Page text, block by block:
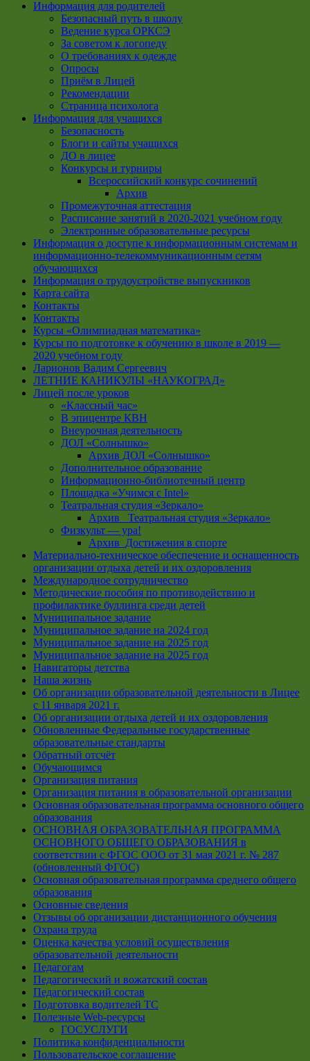
Информация для родителей
Безопасный путь в школу
Ведение курса ОРКСЭ
За советом к логопеду
О требованиях к одежде
Опросы
Приём в Лицей
Рекомендации
Страница психолога
Информация для учащихся
Безопасность
Блоги и сайты учащихся
ДО в лицее
Конкурсы и турниры
Всероссийский конкурс сочинений
Архив
Промежуточная аттестация
Расписание занятий в 2020-2021 учебном году
Электронные образовательные ресурсы
Информация о доступе к информационным системам и
информационно-телекоммуникационным сетям
обучающихся
Информация о трудоустройстве выпускников
Карта сайта
Контакты
Контакты
Курсы «Олимпиадная математика»
Курсы по подготовке к обучению в школе в 2019 —
2020 учебном году
Ларионов Вадим Сергеевич
ЛЕТНИЕ КАНИКУЛЫ «НАУКОГРАД»
Лицей после уроков
«Классный час»
В эпицентре КВН
Внеурочная деятельность
ДОЛ «Солнышко»
Архив ДОЛ «Солнышко»
Дополнительное образование
Информационно-библиотечный центр
Площадка «Учимся с Intel»
Театральная студия «Зеркало»
Архив _Театральная студия «Зеркало»
Физкульт — ура!
Архив_Достижения в спорте
Материально-техническое обеспечение и оснащенность
организации отдыха детей и их оздоровления
Международное сотрудничество
Методические пособия по противодействию и
профилактике буллинга среди детей
Муниципальное задание
Муниципальное задание на 2024 год
Муниципальное задание на 2025 год
Муниципальное задание на 2025 год
Навигаторы детства
Наша жизнь
Об организации образовательной деятельности в Лицее
с 11 января 2021 г.
Об организации отдыха детей и их оздоровления
Обновленные Федеральные государственные
образовательные стандарты
Обратный отсчёт
Обучающимся
Организация питания
Организация питания в образовательной организации
Основная образовательная программа основного общего
образования
ОСНОВНАЯ ОБРАЗОВАТЕЛЬНАЯ ПРОГРАММА
ОСНОВНОГО ОБЩЕГО ОБРАЗОВАНИЯ в
соответствии с ФГОС ООО от 31 мая 2021 г. № 287
(обновленный ФГОС)
Основная образовательная программа среднего общего
образования
Основные сведения
Отзывы об организации дистанционного обучения
Охрана труда
Оценка качества условий осуществления
образовательной деятельности
Педагогам
Педагогический и вожатский состав
Педагогический состав
Подготовка водителей ТС
Полезные Web-ресурсы
ГОСУСЛУГИ
Политика конфиденциальности
Пользовательское соглашение